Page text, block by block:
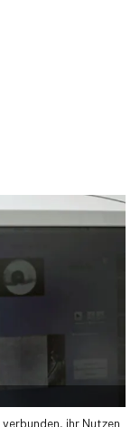
ihr Nutzen